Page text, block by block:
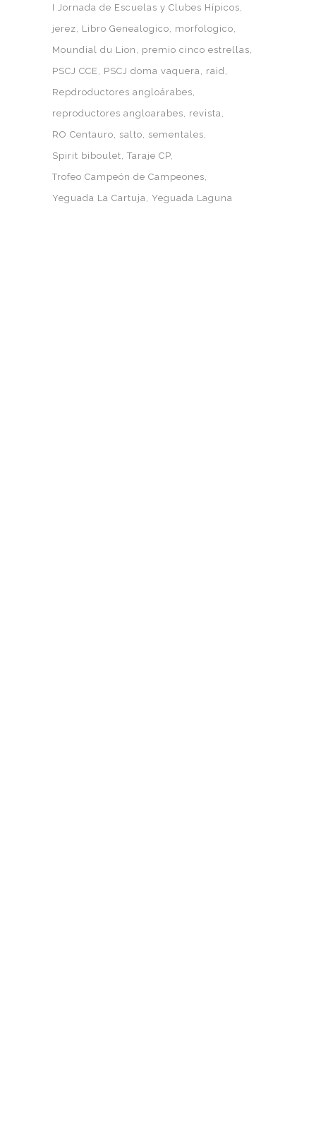
I Jornada de Escuelas y Clubes Hípicos
jerez
Libro Genealogico
morfologico
Moundial du Lion
premio cinco estrellas
PSCJ CCE
PSCJ doma vaquera
raid
Repdroductores angloárabes
reproductores angloarabes
revista
RO Centauro
salto
sementales
Spirit biboulet Taraje CP
Trofeo Campeón de Campeones
Yeguada La Cartuja Yeguada Laguna